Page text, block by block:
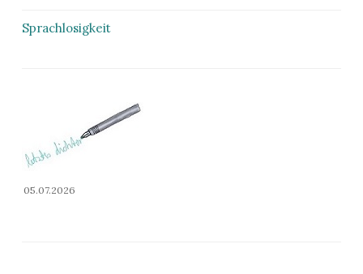
Sprachlosigkeit
05.07.2026